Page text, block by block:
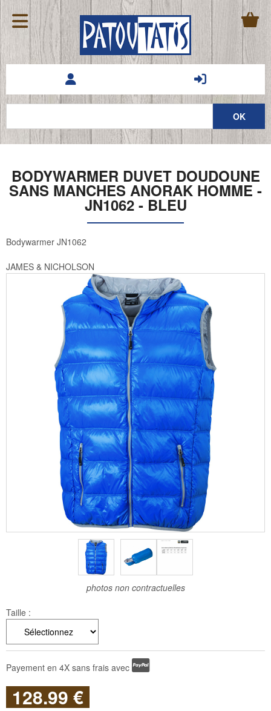
BODYWARMER DUVET DOUDOUNE
SANS MANCHES ANORAK HOMME -
JN1062 - BLEU
Bodywarmer JN1062
JAMES & NICHOLSON
photos non contractuelles
Taille :
Payement en 4X sans frais avec
128.99 €